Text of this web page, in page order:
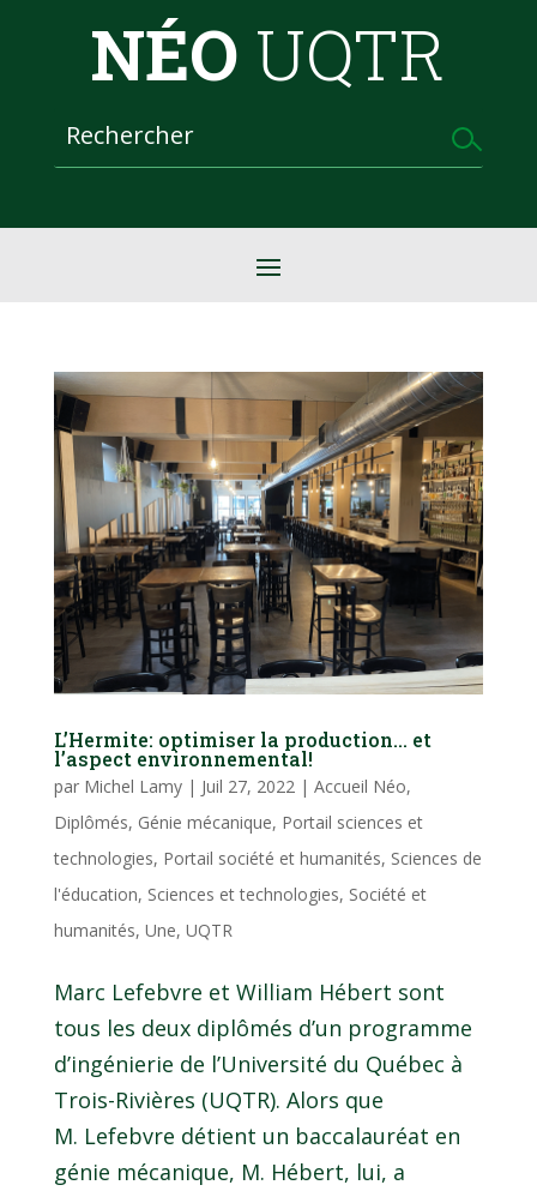
NÉO UQTR
L’Hermite: optimiser la production… et
l’aspect environnemental!
par Michel Lamy| Juil 27, 2022| Accueil Néo,
Diplômés, Génie mécanique, Portail sciences et
technologies, Portail société et humanités, Sciences de
l'éducation, Sciences et technologies, Société et
humanités, Une, UQTR
Marc Lefebvre et William Hébert sont
tous les deux diplômés d’un programme
d’ingénierie de l’Université du Québec à
Trois-Rivières (UQTR). Alors que
M. Lefebvre détient un baccalauréat en
génie mécanique, M. Hébert, lui, a